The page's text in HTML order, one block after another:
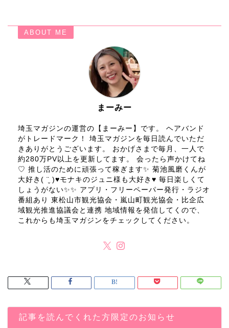
ABOUT ME
まーみー
埼玉マガジンの運営の【まーみー】です。 ヘアバンド
がトレードマーク！ 埼玉マガジンを毎日読んでいただ
きありがとうございます。 おかげさまで毎月、一人で
約280万PV以上を更新してます。 会ったら声かけてね
♡ 推し活のために頑張って稼ぎます✨ 菊池風磨くんが
大好き( ¨̮ )♥モナキのジュニ様も大好き♥ 毎日楽しくて
しょうがない✨✨ アプリ・フリーペーパー発行・ラジオ
番組あり 東松山市観光協会・嵐山町観光協会・比企広
域観光推進協議会と連携 地域情報を発信してくので、
これからも埼玉マガジンをチェックしてください。
記事を読んでくれた方限定のお知らせ